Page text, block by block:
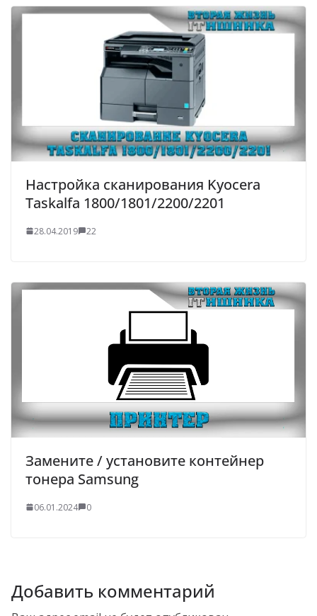
Настройка сканирования Kyocera
Taskalfa 1800/1801/2200/2201
28.04.2019 22
Замените / установите контейнер
тонера Samsung
06.01.2024 0
Добавить комментарий